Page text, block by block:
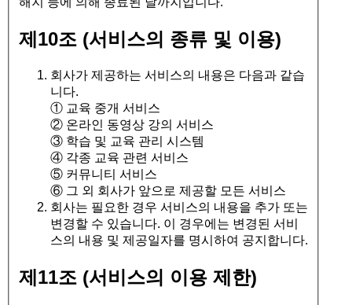
제10조 (서비스의 종류 및 이용)
회사가 제공하는 서비스의 내용은 다음과 같습
니다.
① 교육 중개 서비스
② 온라인 동영상 강의 서비스
③ 학습 및 교육 관리 시스템
④ 각종 교육 관련 서비스
⑤ 커뮤니티 서비스
⑥ 그 외 회사가 앞으로 제공할 모든 서비스
회사는 필요한 경우 서비스의 내용을 추가 또는
변경할 수 있습니다. 이 경우에는 변경된 서비
스의 내용 및 제공일자를 명시하여 공지합니다.
제11조 (서비스의 이용 제한)